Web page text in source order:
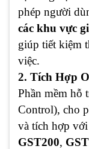
phép người
các khu vực
giúp tiết kiệm
việc.
2. Tích Hợp
Phần mềm hỗ
Control), cho
và tích hợp với
GST200,